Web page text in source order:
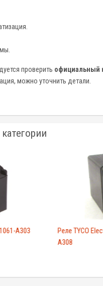
проверить официальный
можно уточнить детали.
A303
Реле TYCO
A308